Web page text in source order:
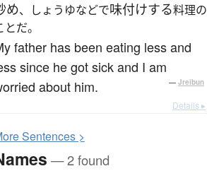
め、しょうゆなどで味付けする料理の
とだ。
father has been eating less and
since he got sick and I am
about him.
— Jreibun
Details ▸
Sentences >
— 2 found